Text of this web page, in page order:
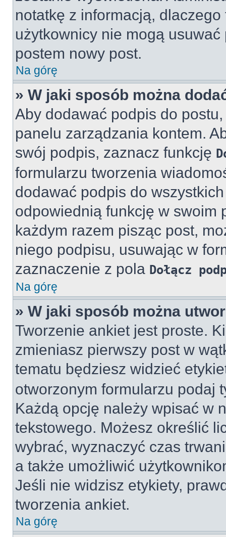
notatkę z informacją,
użytkownicy nie mogą usuwać
postem nowy post.
Na górę
» W jaki sposób można
Aby dodawać podpis do
panelu zarządzania kontem.
swój podpis, zaznacz funkcję
formularzu tworzenia
dodawać podpis do
odpowiednią funkcję w swoim
każdym razem pisząc post,
niego podpisu, usuwając w
zaznaczenie z pola Dołącz
Na górę
» W jaki sposób można
Tworzenie ankiet jest proste.
zmieniasz pierwszy post w
tematu będziesz widzieć
otworzonym formularzu podaj
Każdą opcję należy wpisać w
tekstowego. Możesz określić
wybrać, wyznaczyć czas
a także umożliwić
Jeśli nie widzisz etykiety,
tworzenia ankiet.
Na górę